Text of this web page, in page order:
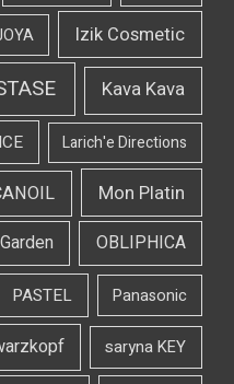
Izik Cosmetic
Kava Kava
Larich'e Directions
Mon Platin
OBLIPHICA
Panasonic
PASTEL
saryna KEY